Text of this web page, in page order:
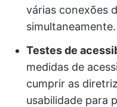
várias conexões
simultaneamente.
Testes de
medidas de
cumprir as
usabilidade para